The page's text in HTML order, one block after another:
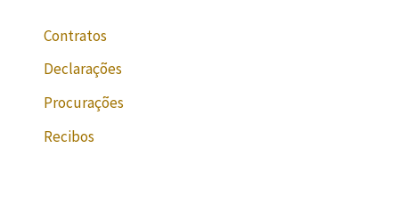
Contratos
Declarações
Procurações
Recibos